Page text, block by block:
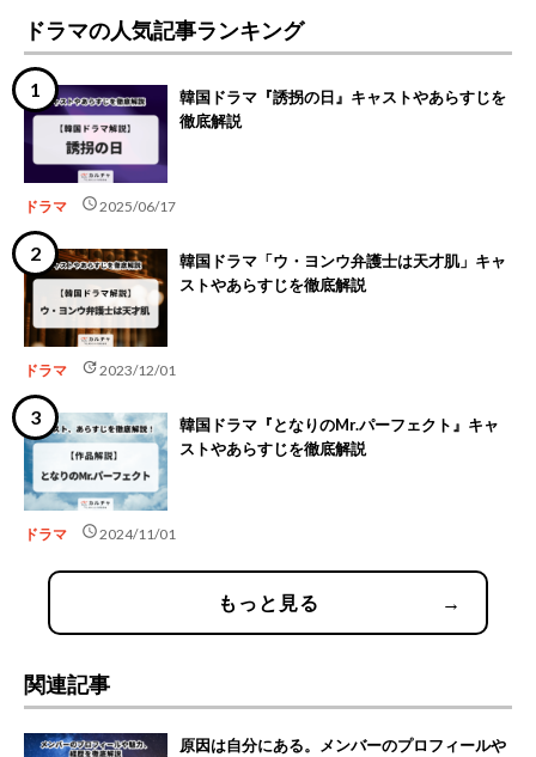
ドラマの人気記事ランキング
韓国ドラマ『誘拐の日』キャストやあらすじを
徹底解説
ドラマ schedule2025/06/17
韓国ドラマ「ウ・ヨンウ弁護士は天才肌」キャ
ストやあらすじを徹底解説
ドラマ update2023/12/01
韓国ドラマ『となりのMr.パーフェクト』キャ
ストやあらすじを徹底解説
ドラマ schedule2024/11/01
もっと見る →
関連記事
原因は自分にある。メンバーのプロフィールや